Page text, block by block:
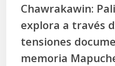
memoria
Mapuche
Chawrakawin:
explora a través
tensiones
memoria